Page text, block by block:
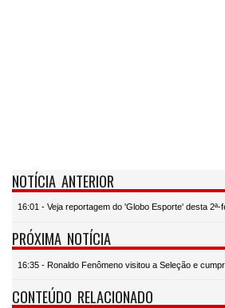
NOTÍCIA ANTERIOR
16:01 - Veja reportagem do 'Globo Esporte' desta 2ª-
PRÓXIMA NOTÍCIA
16:35 - Ronaldo Fenômeno visitou a Seleção e
CONTEÚDO RELACIONADO